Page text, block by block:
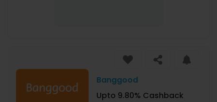
Banggood
Upto 9.80% Cashback